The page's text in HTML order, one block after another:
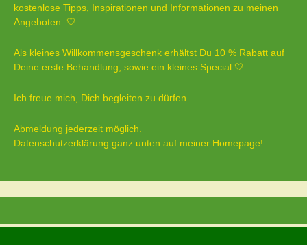
kostenlose Tipps, Inspirationen und Informationen zu meinen
Angeboten. 🤍
Als kleines Willkommensgeschenk erhältst Du 10 % Rabatt auf
Deine erste Behandlung, sowie ein kleines Special 🤍
Ich freue mich, Dich begleiten zu dürfen.
Abmeldung jederzeit möglich.
Datenschutzerklärung ganz unten auf meiner Homepage!